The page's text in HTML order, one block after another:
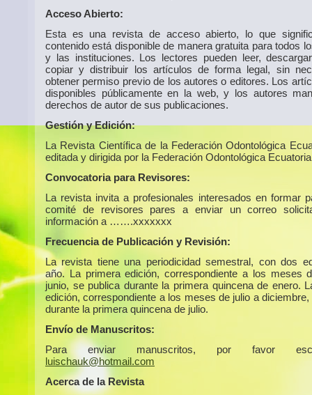
Acceso Abierto:
Esta es una revista de acceso abierto, lo que
contenido está disponible de manera gratuita para todos
y las instituciones. Los lectores pueden leer,
copiar y distribuir los artículos de forma legal, sin
obtener permiso previo de los autores o editores. Los
disponibles públicamente en la web, y los autores
derechos de autor de sus publicaciones.
Gestión y Edición:
La Revista Científica de la Federación Odontológica
editada y dirigida por la Federación Odontológica
Convocatoria para Revisores:
La revista invita a profesionales interesados en formar
comité de revisores pares a enviar un correo
información a …….xxxxxxx
Frecuencia de Publicación y Revisión:
La revista tiene una periodicidad semestral, con dos
año. La primera edición, correspondiente a los meses
junio, se publica durante la primera quincena de enero.
edición, correspondiente a los meses de julio a
durante la primera quincena de julio.
Envío de Manuscritos:
Para enviar manuscritos, por favor
luischauk@hotmail.com
Acerca de la Revista